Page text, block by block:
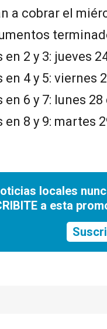
a cobrar el
2 y 3: jueves
4 y 5: viernes
6 y 7: lunes
8 y 9: martes
locales
a esta